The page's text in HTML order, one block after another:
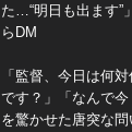
た…“明日も出ます”
らDM
「監督、今日は何
です？」「なんで
を驚かせた唐突な